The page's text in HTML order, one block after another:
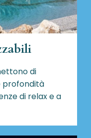
di
profondità
di relax e a